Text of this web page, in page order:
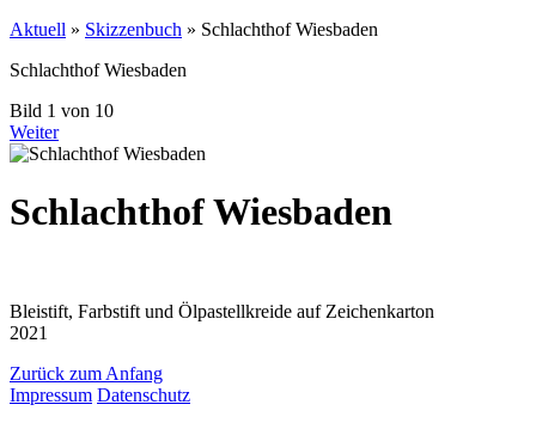
Aktuell » Skizzenbuch » Schlachthof Wiesbaden
Schlachthof Wiesbaden
Bild 1 von 10
Weiter
Schlachthof Wiesbaden
Bleistift, Farbstift und Ölpastellkreide auf Zeichenkarton
2021
Zurück zum Anfang
Impressum Datenschutz